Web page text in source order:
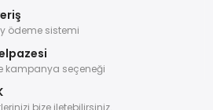
ödeme sistemi
kampanya seçeneği
bize iletebilirsiniz.